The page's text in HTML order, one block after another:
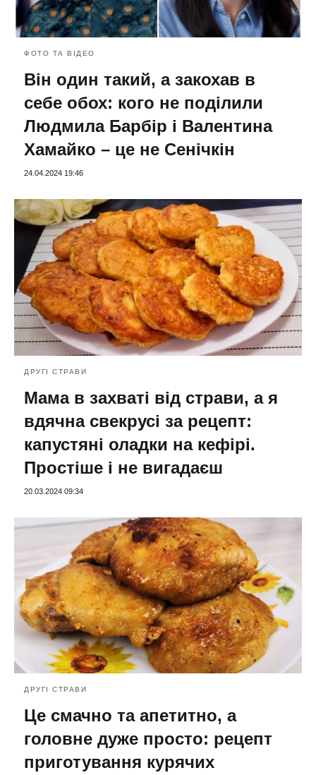
ФОТО ТА ВІДЕО
Він один такий, а закохав в
себе обох: кого не поділили
Людмила Барбір і Валентина
Хамайко – це не Сенічкін
24.04.2024 19:46
ДРУГІ СТРАВИ
Мама в захваті від страви, а я
вдячна свекрусі за рецепт:
капустяні оладки на кефірі.
Простіше і не вигадаєш
20.03.2024 09:34
ДРУГІ СТРАВИ
Це смачно та апетитно, а
головне дуже просто: рецепт
приготування курячих